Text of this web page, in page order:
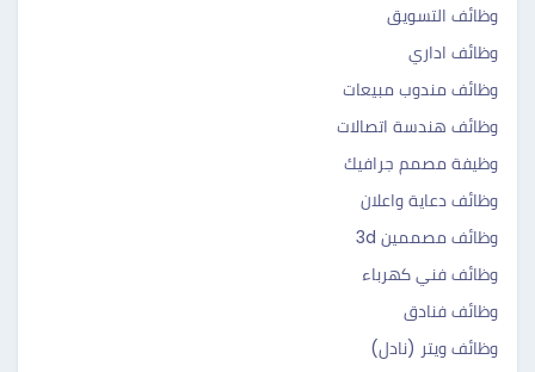
وظائف التسويق
وظائف اداري
وظائف مندوب مبيعات
وظائف هندسة اتصالات
وظيفة مصمم جرافيك
وظائف دعاية واعلان
وظائف مصممين 3d
وظائف فني كهرباء
وظائف فنادق
وظائف ويتر (نادل)